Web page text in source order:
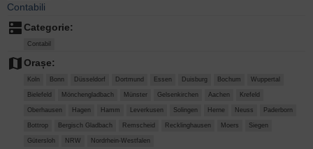
Contabili
dnsCategorie:
Contabil
map Orașe:
Koln Bonn Düsseldorf Dortmund Essen Duisburg Bochum Wuppertal
Bielefeld Mönchengladbach Münster Gelsenkirchen Aachen Krefeld
Oberhausen Hagen Hamm Leverkusen Solingen Herne Neuss Paderborn
Bottrop Bergisch Gladbach Remscheid Recklinghausen Moers Siegen
Gütersloh NRW Nordrhein-Westfalen